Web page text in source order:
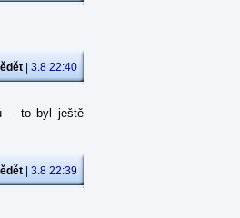
| 3.8 22:40
– to byl ještě
| 3.8 22:39